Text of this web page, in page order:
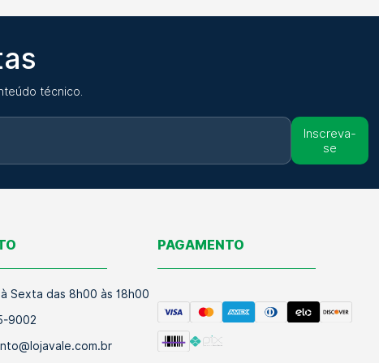
técnico.
Inscreva-
se
Sexta das 8h00 às 18h00
9002
PAGAMENTO